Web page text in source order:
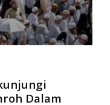
Dalam